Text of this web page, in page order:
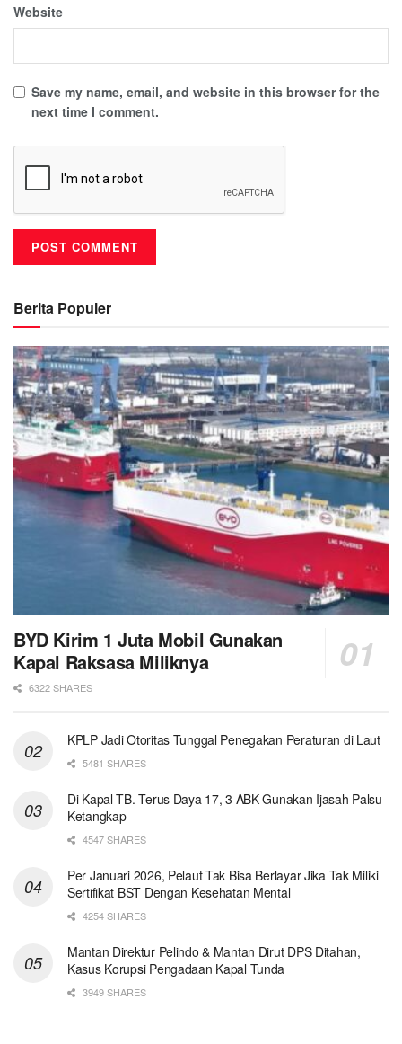
Website
Save my name, email, and website in this browser for the
next time I comment.
Berita Populer
BYD Kirim 1 Juta Mobil Gunakan
Kapal Raksasa Miliknya
6322 SHARES
KPLP Jadi Otoritas Tunggal Penegakan Peraturan di Laut
5481 SHARES
Di Kapal TB. Terus Daya 17, 3 ABK Gunakan Ijasah Palsu
Ketangkap
4547 SHARES
Per Januari 2026, Pelaut Tak Bisa Berlayar Jika Tak Miliki
Sertifikat BST Dengan Kesehatan Mental
4254 SHARES
Mantan Direktur Pelindo & Mantan Dirut DPS Ditahan,
Kasus Korupsi Pengadaan Kapal Tunda
3949 SHARES